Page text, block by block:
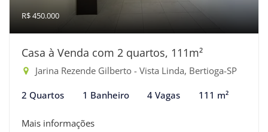
R$ 450.000
Casa à Venda com 2 quartos, 111m²
Jarina Rezende Gilberto - Vista Linda, Bertioga-SP
2 Quartos 1 Banheiro 4 Vagas 111 m²
Mais informações